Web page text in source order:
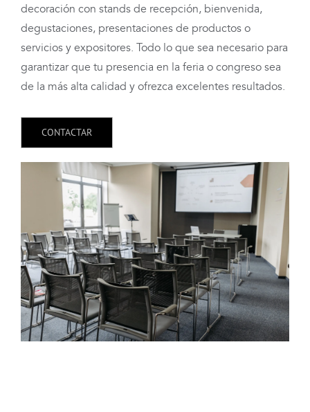
decoración con stands de recepción, bienvenida,
degustaciones, presentaciones de productos o
servicios y expositores. Todo lo que sea necesario para
garantizar que tu presencia en la feria o congreso sea
de la más alta calidad y ofrezca excelentes resultados.
CONTACTAR